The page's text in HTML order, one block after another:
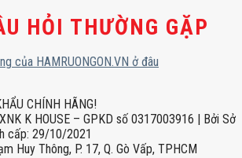
HỎI THƯỜNG GẶP
của HAMRUONGON.VN ở đâu
CHÍNH HÃNG!
K HOUSE – GPKD số 0317003916 | Bởi Sở
cấp: 29/10/2021
Huy Thông, P. 17, Q. Gò Vấp, TPHCM